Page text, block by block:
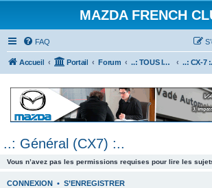
MAZDA FRENCH
FAQ
Accueil Portail Forum ..: TOUS les Véhicules MAZDA :.. ..: CX-7
..: Général (CX7) :..
Vous n’avez pas les permissions requises pour lire les
CONNEXION • S’ENREGISTRER